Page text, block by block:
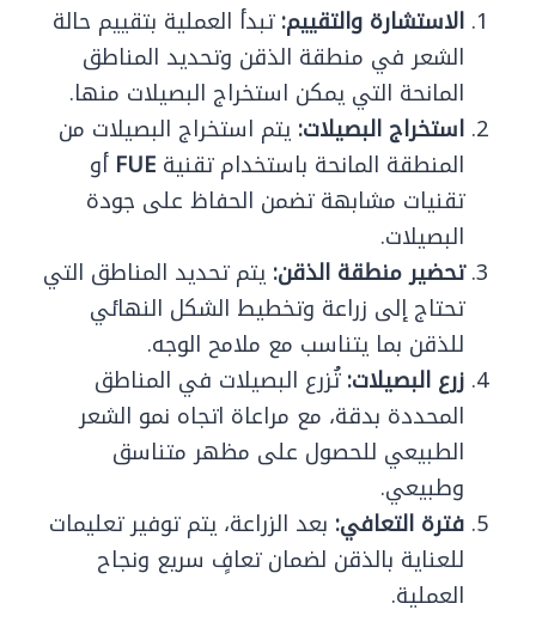
الاستشارة والتقييم:تبدأ العملية بتقييم حالة
الشعر في منطقة الذقن وتحديد المناطق
المانحة التي يمكن استخراج البصيلات منها.
استخراج البصيلات: يتم استخراج البصيلات من
المنطقة المانحة باستخدام تقنية FUE أو
تقنيات مشابهة تضمن الحفاظ على جودة
البصيلات.
تحضير منطقة الذقن: يتم تحديد المناطق التي
تحتاج إلى زراعة وتخطيط الشكل النهائي
للذقن بما يتناسب مع ملامح الوجه.
زرع البصيلات:تُزرع البصيلات في المناطق
المحددة بدقة، مع مراعاة اتجاه نمو الشعر
الطبيعي للحصول على مظهر متناسق
وطبيعي.
فترة التعافي: بعد الزراعة، يتم توفير تعليمات
للعناية بالذقن لضمان تعافٍ سريع ونجاح
العملية.